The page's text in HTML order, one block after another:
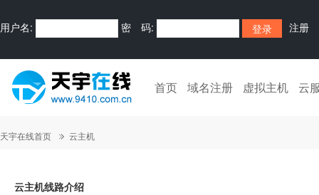
用户名: 密 码: 注册
首页 域名注册 虚拟主机 云
天宇在线首页 云主机
云主机线路介绍